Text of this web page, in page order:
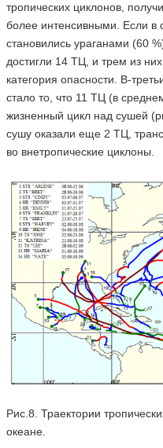
тропических циклонов,
более интенсивными. Если в
становились ураганами (60
достигли 14 ТЦ, и трем из
категория опасности. В-
стало то, что 11 ТЦ (в
жизненный цикл над сушей
сушу оказали еще 2 ТЦ,
во внетропические циклоны.
Рис.8. Траектории
океане.